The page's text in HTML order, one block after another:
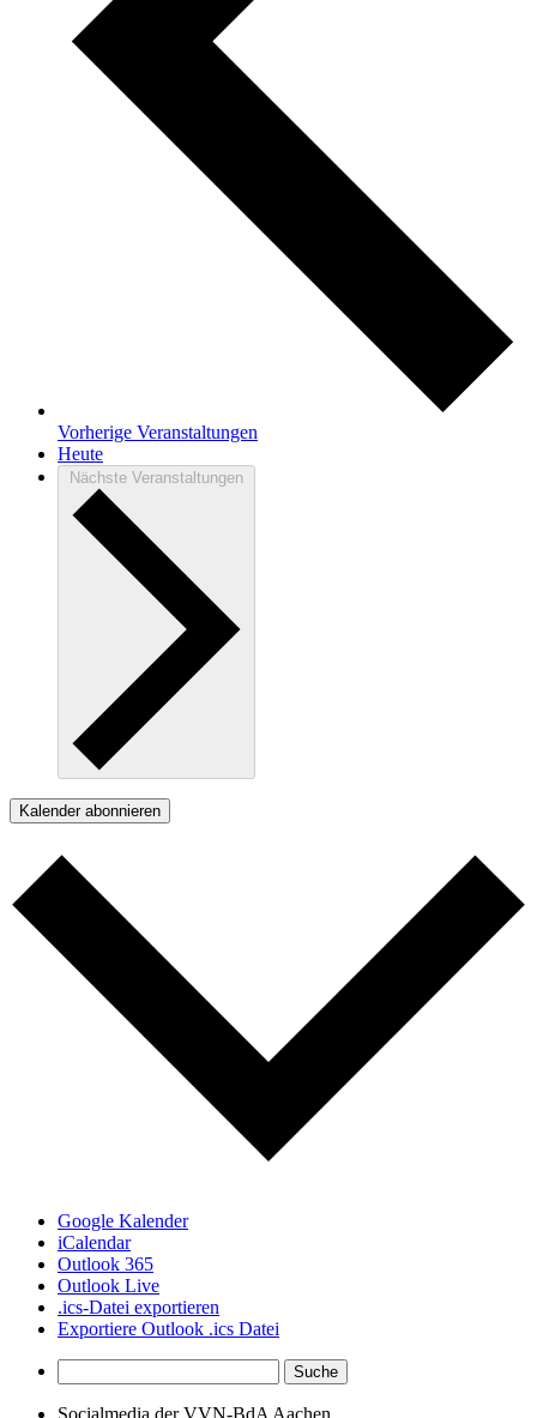
Vorherige Veranstaltungen
Heute
Nächste Veranstaltungen
Kalender abonnieren
Google Kalender
iCalendar
Outlook 365
Outlook Live
.ics-Datei exportieren
Exportiere Outlook .ics Datei
Socialmedia der VVN-BdA Aachen